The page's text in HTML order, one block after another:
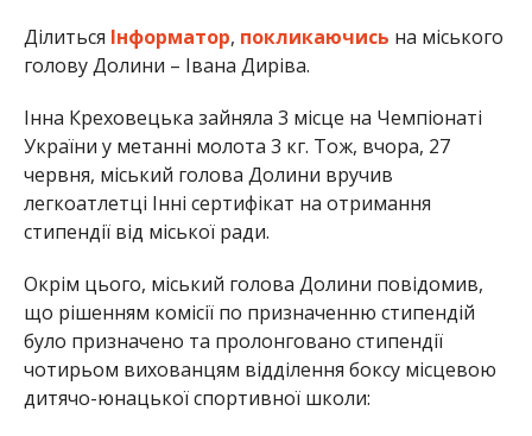
Ділиться Інформатор, покликаючись на міського
голову Долини – Івана Диріва.
Інна Креховецька зайняла 3 місце на Чемпіонаті
України у метанні молота 3 кг. Тож, вчора, 27
червня, міський голова Долини вручив
легкоатлетці Інні сертифікат на отримання
стипендії від міської ради.
Окрім цього, міський голова Долини повідомив,
що рішенням комісії по призначенню стипендій
було призначено та пролонговано стипендії
чотирьом вихованцям відділення боксу місцевою
дитячо-юнацької спортивної школи: